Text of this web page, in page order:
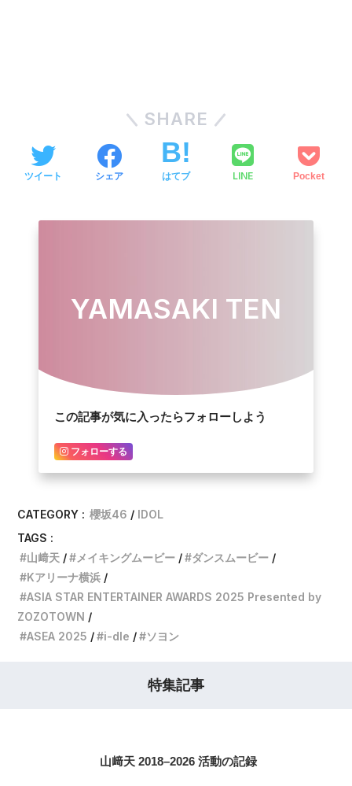
SHARE
ツイート シェア はてブ LINE Pocket
YAMASAKI TEN
この記事が気に入ったらフォローしよう
フォローする
CATEGORY : 櫻坂46
IDOL
TAGS :
山﨑天
メイキングムービー
ダンスムービー
Kアリーナ横浜
ASIA STAR ENTERTAINER AWARDS 2025 Presented by
ZOZOTOWN
ASEA 2025
i-dle ソヨン
特集記事
山﨑天 2018–2026 活動の記録